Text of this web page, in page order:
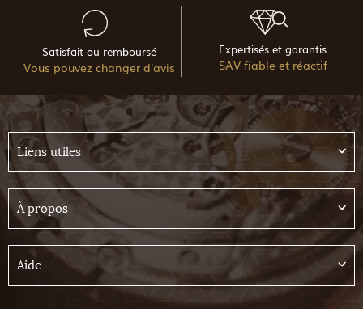
Satisfait ou remboursé
Vous pouvez changer d'avis
Expertisés et garantis
SAV fiable et réactif
Liens utiles
À propos
Aide